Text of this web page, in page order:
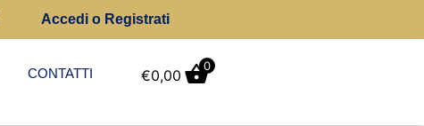
Accedi o Registrati
CONTATTI €0,00
0